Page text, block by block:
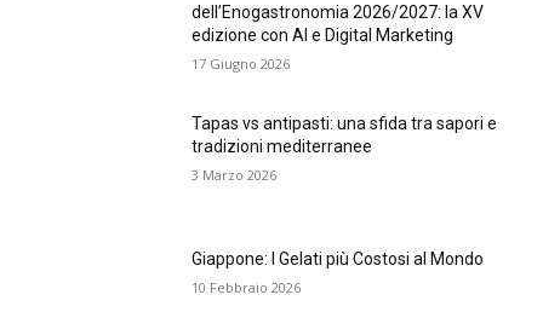
dell’Enogastronomia 2026/2027: la XV
edizione con AI e Digital Marketing
17 Giugno 2026
Tapas vs antipasti: una sfida tra sapori e
tradizioni mediterranee
3 Marzo 2026
Giappone: I Gelati più Costosi al Mondo
10 Febbraio 2026